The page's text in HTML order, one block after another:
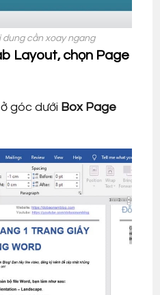
dung cần xoay ngang
Layout, chọn Page
góc dưới Box Page